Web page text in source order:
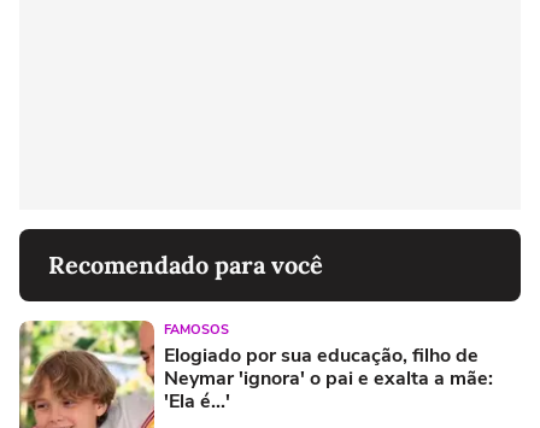
Recomendado para você
FAMOSOS
Elogiado por sua educação, filho de
Neymar 'ignora' o pai e exalta a mãe:
'Ela é...'